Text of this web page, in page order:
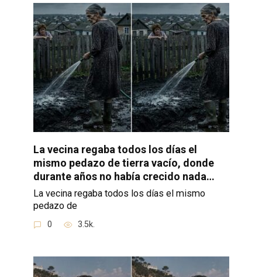
La vecina regaba todos los días el
mismo pedazo de tierra vacío, donde
durante años no había crecido nada…
La vecina regaba todos los días el mismo
pedazo de
0 3.5k.